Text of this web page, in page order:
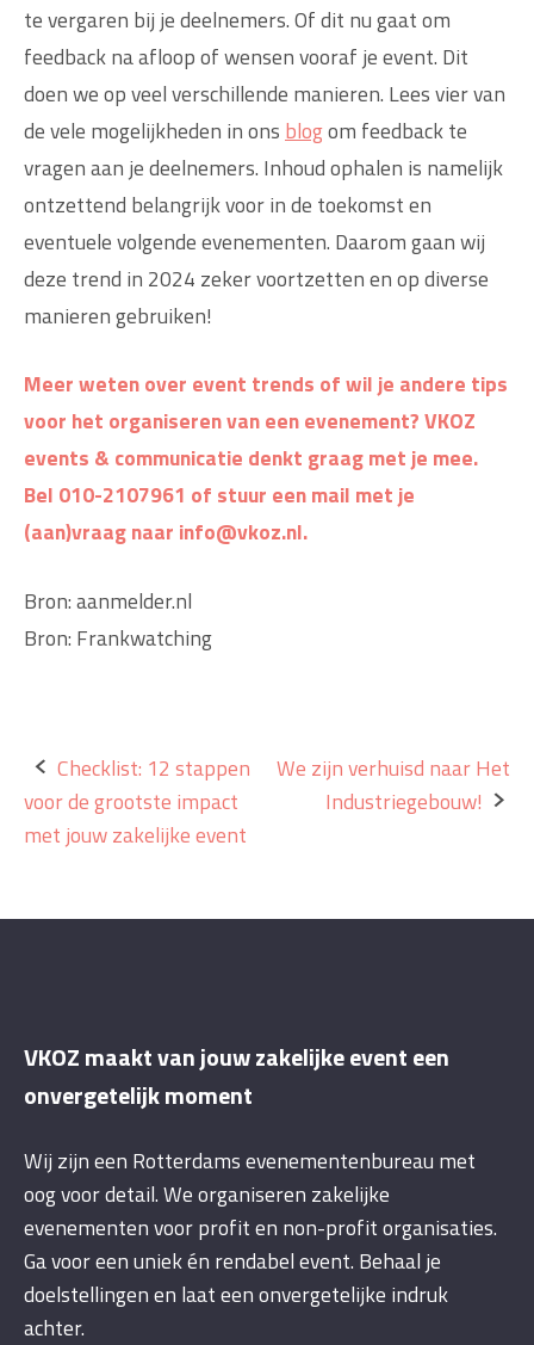
te vergaren bij je deelnemers. Of dit nu gaat om
feedback na afloop of wensen vooraf je event. Dit
doen we op veel verschillende manieren. Lees vier van
de vele mogelijkheden in ons blogom feedback te
vragen aan je deelnemers. Inhoud ophalen is namelijk
ontzettend belangrijk voor in de toekomst en
eventuele volgende evenementen. Daarom gaan wij
deze trend in 2024 zeker voortzetten en op diverse
manieren gebruiken!
Meer weten over event trends of wil je andere tips
voor het organiseren van een evenement? VKOZ
events & communicatie denkt graag met je mee.
Bel 010-2107961 of stuur een mail met je
(aan)vraag naar info@vkoz.nl.
Bron: aanmelder.nl
Bron: Frankwatching
Bericht
navigatie
Checklist: 12 stappen
voor de grootste impact
met jouw zakelijke event
We zijn verhuisd naar Het
Industriegebouw!
VKOZ maakt van jouw zakelijke event een
onvergetelijk moment
Wij zijn een Rotterdams evenementenbureau met
oog voor detail. We organiseren zakelijke
evenementen voor profit en non-profit organisaties.
Ga voor een uniek én rendabel event. Behaal je
doelstellingen en laat een onvergetelijke indruk
achter.